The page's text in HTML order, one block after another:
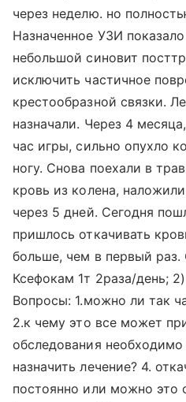
через неделю. но
Назначенное УЗИ
небольшой синовит
исключить частичное
крестообразной связки.
назначали. Через 4
час игры, сильно опухло
ногу. Снова поехали в
кровь из колена,
через 5 дней. Сегодня
пришлось откачивать
больше, чем в первый раз.
Ксефокам 1т 2раза/день;
Вопросы: 1.можно ли так
2.к чему это все может
обследования
назначить лечение? 4.
постоянно или можно это